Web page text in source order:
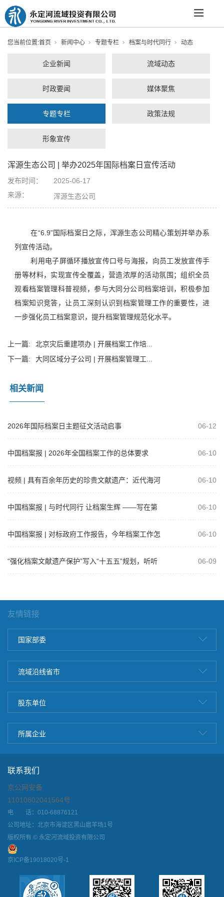
您当前位置:首页 新闻中心 专题专栏 档案与时代同行 动态
企业新闻 流域动态
时政要闻 媒体聚焦
专题专栏 政策法规
形象宣传
浑源生态公司 | 举办2025年国际档案日宣传活动
发布时间：
2025-06-17
来源：
浑源生态公司
在“6.9”国际档案日之际，浑源生态公司精心策划并举办系
列宣传活动。
利用电子屏循环播放宣传口号与海报，向员工发放宣传手
册等材料，实现宣传全覆盖，营造浓厚的活动氛围；组织全员
观看档案管理科普视频，参与大同分公司档案培训，积极参加
档案知识竞答，让员工深刻认识到档案管理工作的重要性，进
一步强化员工档案意识，提升档案管理规范化水平。
上一篇:
北京灾后重建项办 | 开展档案工作培...
下一篇:
大同区域分子公司 | 开展档案管理工...
相关新闻
2026年国际档案日主题征文活动启事 06-12
中国档案报 | 2026年全国档案工作的总体要求 06-10
视频 | 具有百余年历史的珍贵文献遗产：近代海河
06-10
中国档案报 | 与时代同行 让档案生辉 ——写在第
06-10
中国档案报 | 对标政府工作报告，今年档案工作怎
06-10
“强化档案文献遗产保护”写入“十五五”规划，听听
06-09
友情链接
国家部委
流域沿线省市
股东单位
所属企业
联系我们
京公网安备
11010802041564号
电 话：010-68876121
公司地址：北京市海淀区黑山扈羊场1号
版权所有 © 永定河流域投资有限公司
京ICP备19018020号-1